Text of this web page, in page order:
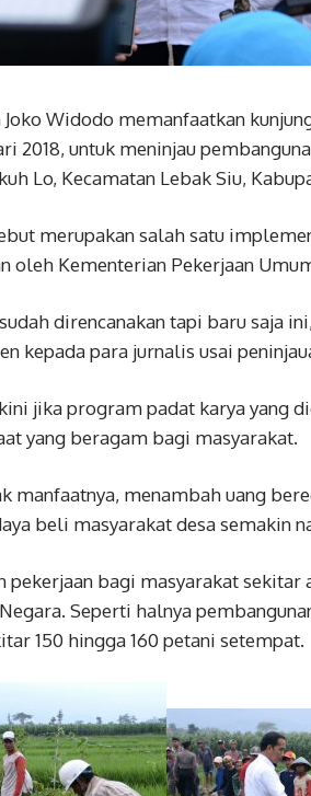
Widodo memanfaatkan
2018, untuk meninjau
Lo, Kecamatan Lebak Siu,
merupakan salah satu
oleh Kementerian Pekerjaan
direncanakan tapi baru saja
kepada para jurnalis usai
jika program padat karya yang
yang beragam bagi masyarakat.
manfaatnya, menambah uang
beli masyarakat desa semakin
pekerjaan bagi masyarakat sekitar
Seperti halnya
150 hingga 160 petani setempat.